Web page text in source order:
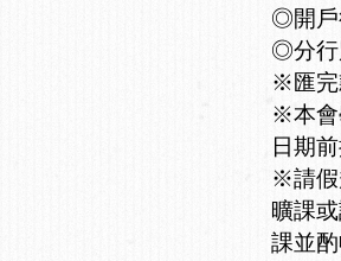
◎開戶
◎分行
※匯完
※本會
日期
※請假
曠課
課並